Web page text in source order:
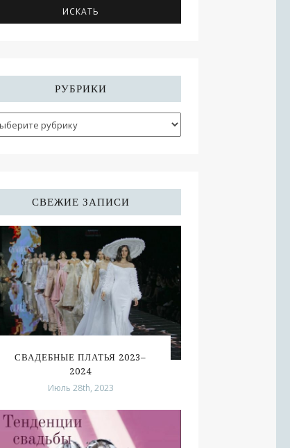
РУБРИКИ
СВЕЖИЕ ЗАПИСИ
СВАДЕБНЫЕ ПЛАТЬЯ 2023–
2024
Июль 28th, 2023